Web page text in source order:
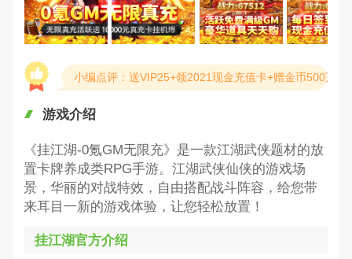
小编点评：送VIP25+领2021现金充值卡+赠金币500万
游戏介绍
《挂江湖-0氪GM无限充》是一款江湖武侠题材的放
置卡牌养成类RPG手游。江湖武侠仙侠的游戏场
景，华丽的对战特效，自由搭配战斗阵容，给您带
来耳目一新的游戏体验，让您轻松放置！
挂江湖官方介绍